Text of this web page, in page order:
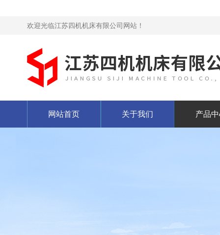
欢迎光临江苏四机机床有限公司网站！
网站首页 关于我们 产品